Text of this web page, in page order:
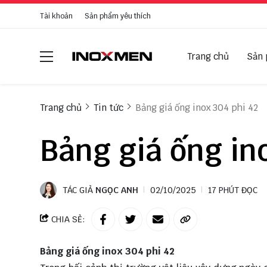
Tài khoản Sản phẩm yêu thích
Trang chủ Sản
Trang chủ Tin tức Bảng giá ống inox 304 phi 42
Bảng giá ống
TÁC GIẢ NGỌC ANH 02/10/2025 17 PHÚT ĐỌC
CHIA SẺ:
Bảng giá ống inox 304 phi 42